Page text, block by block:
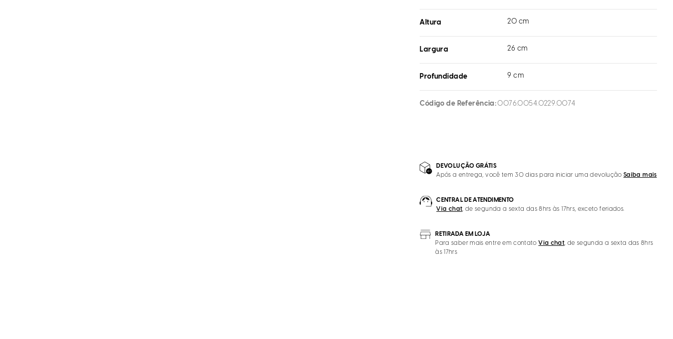
Altura 20 cm
Largura 26 cm
Profundidade 9 cm
Código de Referência 0076.0054.0229.0074
DEVOLUÇÃO GRÁTIS
Após a entrega, você tem 30 dias para iniciar uma devolução Saiba mais
CENTRAL DE ATENDIMENTO
Via chat, de segunda a sexta das 8hrs às 17hrs, exceto feriados.
RETIRADA EM LOJA
Para saber mais entre em contatoVia chat, de segunda a sexta das 8hrs
às 17hrs